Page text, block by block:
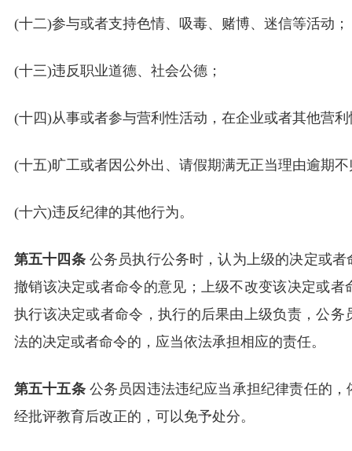
(十二)参与或者支持色情、吸毒、赌博、迷信等活动；
(十三)违反职业道德、社会公德；
(十四)从事或者参与营利性活动，在企业或者其他营
(十五)旷工或者因公外出、请假期满无正当理由逾期不
(十六)违反纪律的其他行为。
第五十四条公务员执行公务时，认为上级的决定或
撤销该决定或者命令的意见；上级不改变该决定或
执行该决定或者命令，执行的后果由上级负责，公
法的决定或者命令的，应当依法承担相应的责任。
第五十五条公务员因违法违纪应当承担纪律责任的
经批评教育后改正的，可以免予处分。